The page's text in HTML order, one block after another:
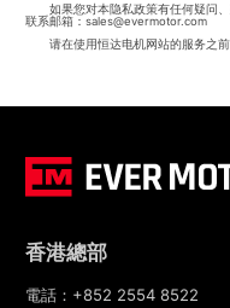
如果您对本隐私政策有任何疑问、
联系邮箱：sales@evermotor.com
请在使用恒达电机网站的服务之前
香港總部
電話： +852 2554 8522